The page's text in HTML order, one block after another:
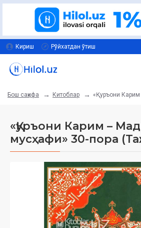
Кириш Рўйхатдан ўтиш
Бош саҳифа Китоблар «Қуръони
«Қуръони Карим –
мусҳафи» 30-пора